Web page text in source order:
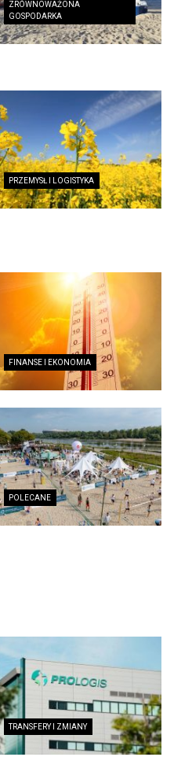
ZRÓWNOWAŻONA
GOSPODARKA
PRZEMYSŁ I LOGISTYKA
FINANSE I EKONOMIA
POLECANE
TRANSFERY I ZMIANY